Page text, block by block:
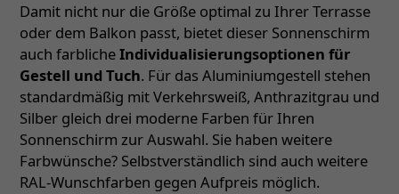
Damit nicht nur die Größe optimal zu Ihrer Terrasse
oder dem Balkon passt, bietet dieser Sonnenschirm
auch farblicheIndividualisierungsoptionen für
Gestell und Tuch. Für das Aluminiumgestell stehen
standardmäßig mit Verkehrsweiß, Anthrazitgrau und
Silber gleich drei moderne Farben für Ihren
Sonnenschirm zur Auswahl. Sie haben weitere
Farbwünsche? Selbstverständlich sind auch weitere
RAL-Wunschfarben gegen Aufpreis möglich.